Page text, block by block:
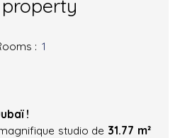
: 1
!
studio de 31.77 m²